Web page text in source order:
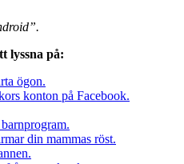
lyssna på:
ögon.
konton på Facebook.
din mammas röst.